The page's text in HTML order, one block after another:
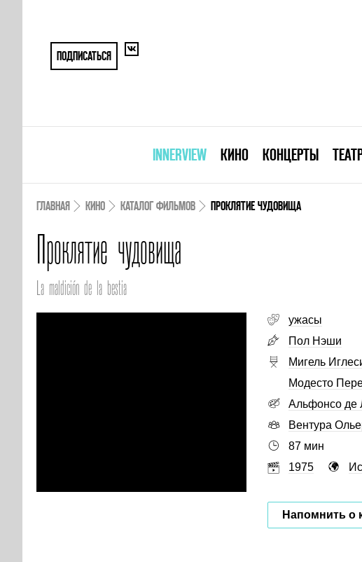
ПОДПИСАТЬСЯ
INNERVIEW КИНО КОНЦЕРТЫ
ГЛАВНАЯ КИНО КАТАЛОГ ФИЛЬМОВ ПРОКЛЯТИЕ ЧУДОВИЩА
Проклятие чудовища
La maldición de la bestia
ужасы
Пол Нэши
Мигель
Модесто
Альфонсо де
Вентура
87 мин
1975
Напомнить о